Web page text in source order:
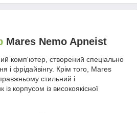
Mares Nemo Apneist
комп'ютер, створений спеціально
і фрідайвінгу. Крім того, Mares
стильний і
корпусом із високоякісної